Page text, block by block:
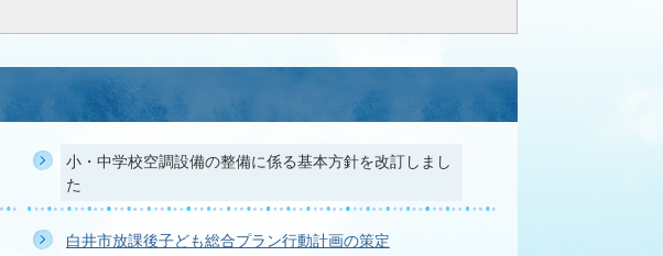
小・中学校空調設備の整備に係る基本方針を改訂しまし
た
白井市放課後子ども総合プラン行動計画の策定